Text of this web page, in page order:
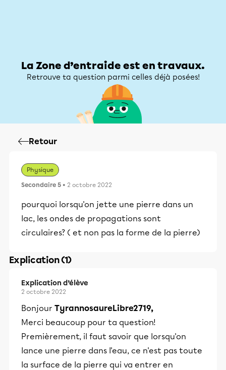
La Zone d’entraide est en travaux.
Retrouve ta question parmi celles déjà posées!
Retour
Physique
Secondaire 5 • 2 octobre 2022
pourquoi lorsqu'on jette une pierre dans un
lac, les ondes de propagations sont
circulaires? ( et non pas la forme de la pierre)
Explication (1)
Explication d’élève
2 octobre 2022
Bonjour TyrannosaureLibre2719,
Merci beaucoup pour ta question!
Premièrement, il faut savoir que lorsqu'on
lance une pierre dans l'eau, ce n'est pas toute
la surface de la pierre qui va entrer en